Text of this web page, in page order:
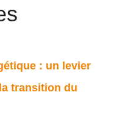
: un levier
transition du